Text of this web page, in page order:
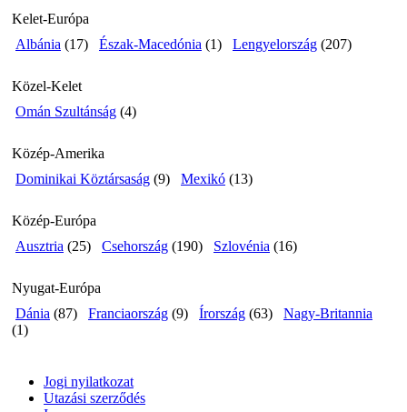
Kelet-Európa
Albánia (17) Észak-Macedónia (1) Lengyelország (207)
Közel-Kelet
Omán Szultánság (4)
Közép-Amerika
Dominikai Köztársaság (9) Mexikó (13)
Közép-Európa
Ausztria (25) Csehország (190) Szlovénia (16)
Nyugat-Európa
Dánia (87) Franciaország (9) Írország (63)
Nagy-Britannia
(1)
Jogi nyilatkozat
Utazási szerződés